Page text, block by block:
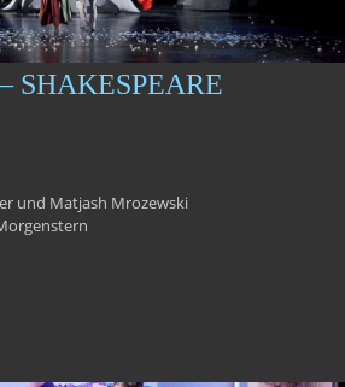
SHAKESPEARE
und Matjash Mrozewski